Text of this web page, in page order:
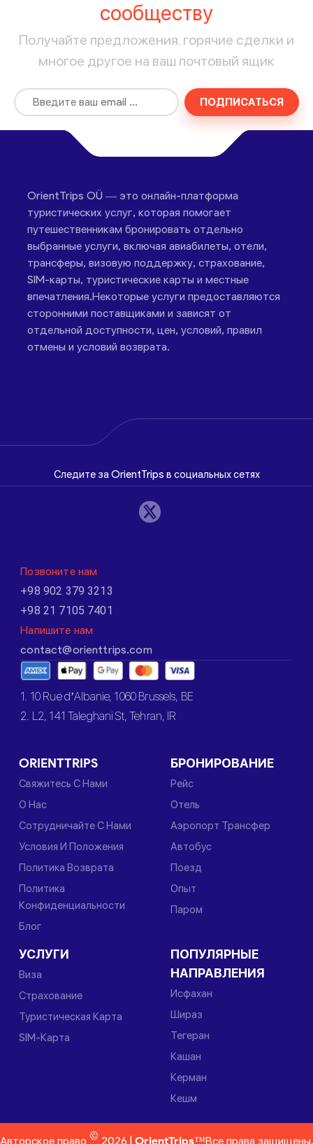
сообществу
Получайте предложения, горячие сделки и
многое другое на ваш почтовый ящик
ПОДПИСАТЬСЯ
OrientTrips OÜ — это онлайн-платформа
туристических услуг, которая помогает
путешественникам бронировать отдельно
выбранные услуги, включая авиабилеты, отели,
трансферы, визовую поддержку, страхование,
SIM-карты, туристические карты и местные
впечатления.Некоторые услуги предоставляются
сторонними поставщиками и зависят от
отдельной доступности, цен, условий, правил
отмены и условий возврата.
Следите за OrientTrips в социальных сетях
Позвоните нам
+98 902 379 3213
+98 21 7105 7401
Напишите нам
contact@orienttrips.com
1. 10 Rue d’Albanie, 1060 Brussels, BE
2. L2, 141 Taleghani St, Tehran, IR
ORIENTTRIPS
Свяжитесь С Нами
О Нас
Сотрудничайте С Нами
Условия И Положения
Политика Возврата
Политика
Конфиденциальности
Блог
БРОНИРОВАНИЕ
Рейс
Отель
Аэропорт Трансфер
Автобус
Поезд
Опыт
Паром
УСЛУГИ
Виза
Страхование
Туристическая Карта
SIM-Карта
ПОПУЛЯРНЫЕ
НАПРАВЛЕНИЯ
Исфахан
Шираз
Тегеран
Кашан
Керман
Кешм
Авторское право © 2026 | OrientTrips™Все права защищены.